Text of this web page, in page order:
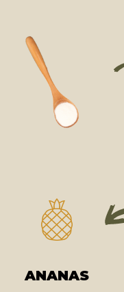
ANANAS